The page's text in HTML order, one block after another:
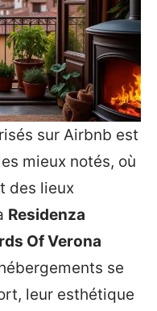
sur Airbnb est
mieux notés, où
des lieux
Residenza
Of Verona
se
leur esthétique